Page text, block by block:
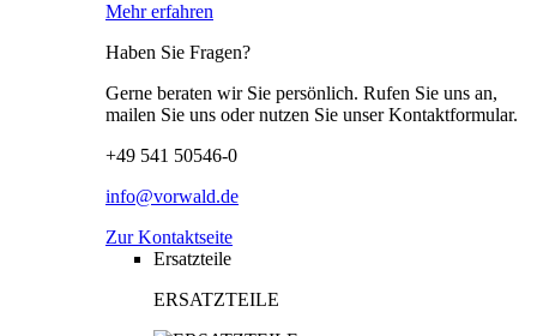
Mehr erfahren
Haben Sie Fragen?
Gerne beraten wir Sie persönlich. Rufen Sie uns an,
mailen Sie uns oder nutzen Sie unser Kontaktformular.
+49 541 50546-0
info@vorwald.de
Zur Kontaktseite
Ersatzteile
ERSATZTEILE